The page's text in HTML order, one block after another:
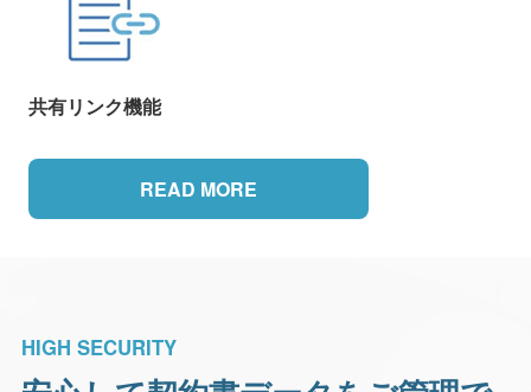
共有リンク機能
READ MORE
HIGH SECURITY